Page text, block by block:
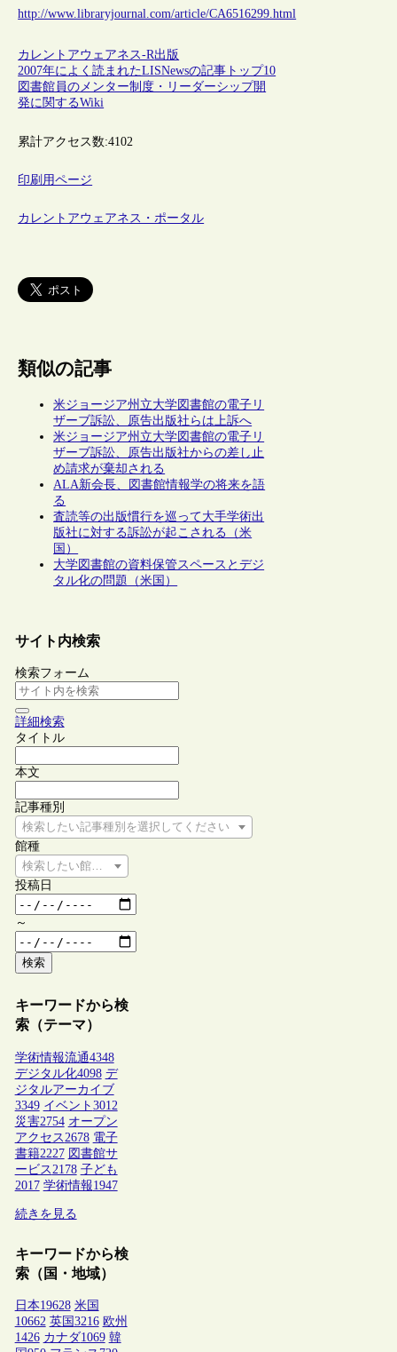
http://www.libraryjournal.com/article/CA6516299.html
カレントアウェアネス-R出版
2007年によく読まれたLISNewsの記事トップ10
図書館員のメンター制度・リーダーシップ開
発に関するWiki
累計アクセス数:4102
印刷用ページ
カレントアウェアネス・ポータル
類似の記事
米ジョージア州立大学図書館の電子リ
ザーブ訴訟、原告出版社らは上訴へ
米ジョージア州立大学図書館の電子リ
ザーブ訴訟、原告出版社からの差し止
め請求が棄却される
ALA新会長、図書館情報学の将来を語
る
査読等の出版慣行を巡って大手学術出
版社に対する訴訟が起こされる（米
国）
大学図書館の資料保管スペースとデジ
タル化の問題（米国）
サイト内検索
検索フォーム
詳細検索
タイトル
本文
記事種別
検索したい記事種別を選択してください
館種
検索したい館種を選択してください
投稿日
～
検索
キーワードから検
索（テーマ）
学術情報流通4348
デジタル化4098 デ
ジタルアーカイブ
3349 イベント 3012
災害2754 オープン
アクセス 2678 電子
書籍2227 図書館サ
ービス 2178 子ども
2017 学術情報1947
続きを見る
キーワードから検
索（国・地域）
日本19628 米国
10662 英国 3216 欧州
1426 カナダ1069 韓